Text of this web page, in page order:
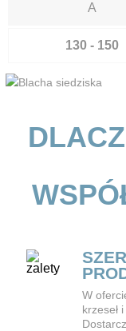
A
130 - 150
W
krzeseł